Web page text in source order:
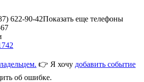
622-90-42Показать еще телефоны
👉 Я хочу добавить событие
об ошибке.